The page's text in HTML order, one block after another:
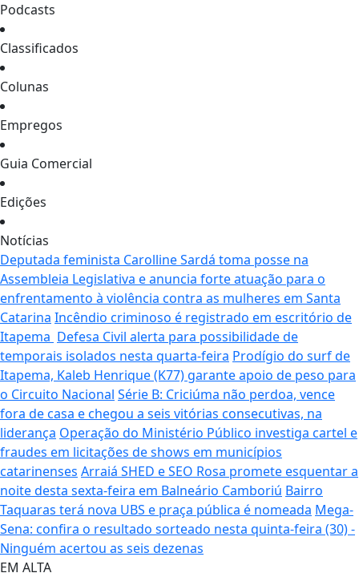
Podcasts
Classificados
Colunas
Empregos
Guia Comercial
Edições
Notícias
Deputada feminista Carolline Sardá toma posse na
Assembleia Legislativa e anuncia forte atuação para o
enfrentamento à violência contra as mulheres em Santa
Catarina Incêndio criminoso é registrado em escritório de
Itapema Defesa Civil alerta para possibilidade de
temporais isolados nesta quarta-feira Prodígio do surf de
Itapema, Kaleb Henrique (K77) garante apoio de peso para
o Circuito Nacional Série B: Criciúma não perdoa, vence
fora de casa e chegou a seis vitórias consecutivas, na
liderança Operação do Ministério Público investiga cartel e
fraudes em licitações de shows em municípios
catarinenses Arraiá SHED e SEO Rosa promete esquentar a
noite desta sexta-feira em Balneário Camboriú Bairro
Taquaras terá nova UBS e praça pública é nomeada Mega-
Sena: confira o resultado sorteado nesta quinta-feira (30) -
Ninguém acertou as seis dezenas
EM ALTA